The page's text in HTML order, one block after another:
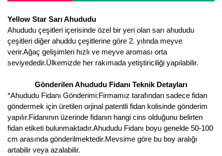
Yellow Star Sarı Ahududu
Ahududu çeşitleri içerisinde özel bir yeri olan sarı ahududu
çeşitleri diğer ahuddu çeşitlerine göre 2. yılında meyve
verir.Ağaç gelişimleri hızlı ve meyve aroması orta
seviyededir.Ülkemizde her rakımada yetiştiriciliği yapılabilir.
Gönderilen Ahududu Fidanı Teknik Detayları
*Ahududu Fidanı Gönderimi:Firmamız tarafından sadece fidan
göndermek için üretilen orjinal patentli fidan kolisinde gönderim
yapılır.Fidanının üzerinde fidanın hangi cins olduğunu belirten
fidan etiketi bulunmaktadır.Ahududu Fidanı boyu genelde 50-100
cm arasında gönderilmektedir.Mevsime göre bu boy aralığı
artabilir veya azalabilir.
Goji Berry Fidanı
Hünnap Fidanı
İncir Fidanı
Kapari Gebre Otu Fidanı
Kayısı Fidanı
Keçiboynuzu Fidanı
Kestane Fidanı